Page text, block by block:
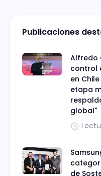
Publicaciones
Alfredo
control
en
etapa
global"
de